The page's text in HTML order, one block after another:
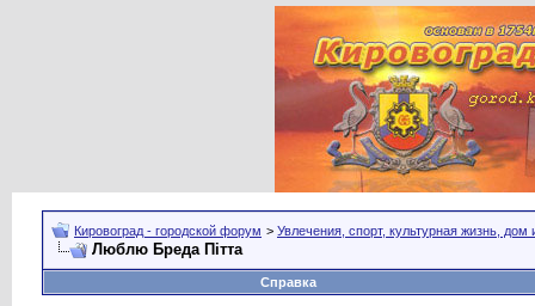
Кировоград - городской форум > Увлечения, спорт, культурная жизнь, дом
Люблю Бреда Пітта
Справка